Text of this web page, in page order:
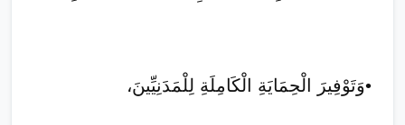
​•​وَتَوْفِيرَ الْحِمَايَةِ الْكَامِلَةِ لِلْمَدَنِيِّينَ،